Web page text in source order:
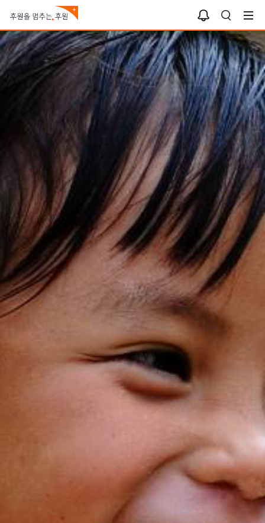
검
색
알
림
함
상
세
보
기
상
세
보
기
상
세
보
기
상
세
보
기
상
세
보
기